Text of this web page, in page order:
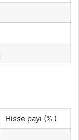
Hisse payı (% )